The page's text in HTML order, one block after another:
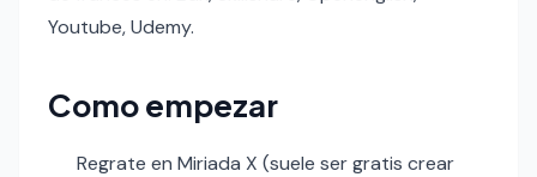
Youtube, Udemy.
Como empezar
Regrate en Miriada X (suele ser gratis crear